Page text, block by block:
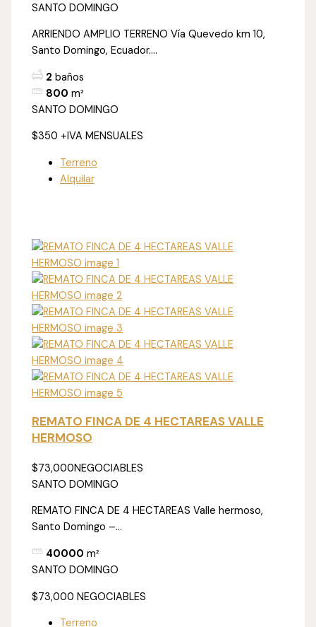
SANTO DOMINGO
ARRIENDO AMPLIO TERRENO Vía Quevedo km 10,
Santo Domingo, Ecuador....
2 baños
800 m²
SANTO DOMINGO
$350 +IVA MENSUALES
Terreno
Alquilar
REMATO FINCA DE 4 HECTAREAS VALLE
HERMOSO
$73,000NEGOCIABLES
SANTO DOMINGO
REMATO FINCA DE 4 HECTAREAS Valle hermoso,
Santo Domingo –...
40000 m²
SANTO DOMINGO
$73,000 NEGOCIABLES
Terreno